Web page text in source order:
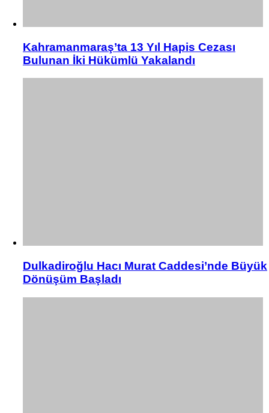
Kahramanmaraş’ta 13 Yıl Hapis Cezası
Bulunan İki Hükümlü Yakalandı
Dulkadiroğlu Hacı Murat Caddesi’nde Büyük
Dönüşüm Başladı